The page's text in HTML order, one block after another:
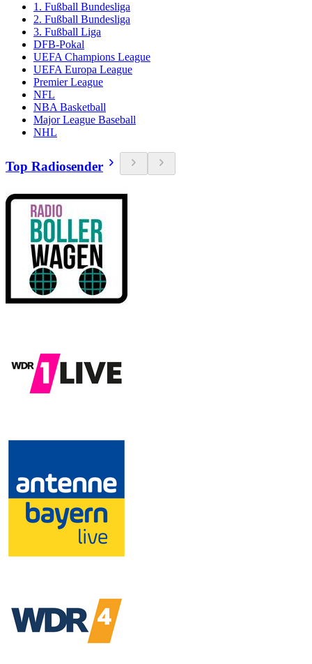
1. Fußball Bundesliga
2. Fußball Bundesliga
3. Fußball Liga
DFB-Pokal
UEFA Champions League
UEFA Europa League
Premier League
NFL
NBA Basketball
Major League Baseball
NHL
Top Radiosender